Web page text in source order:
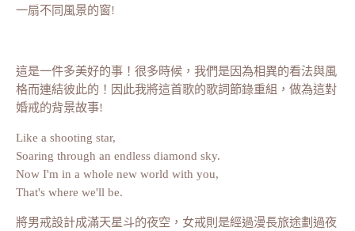
一扇不同風景的窗!
這是一件多美好的事！很多時候，我們是因為相異的看法與風
格而連結彼此的！因此我將這首歌的歌詞節錄重組，做為這對
婚戒的背景故事!
Like a shooting star,
Soaring through an endless diamond sky.
Now I'm in a whole new world with you,
That's where we'll be.
將男戒設計成滿天星斗的夜空，女戒則是經過漫長旅途劃過夜